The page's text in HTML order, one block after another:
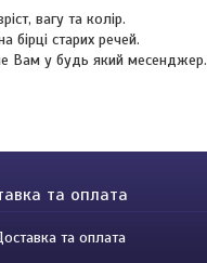
вагу та колір.
бірці старих речей.
Вам у будь який месенджер.
та оплата
та оплата